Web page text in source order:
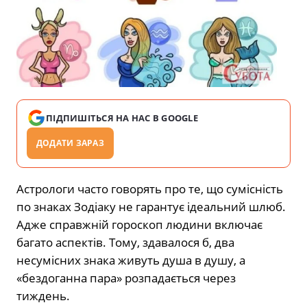
ПІДПИШІТЬСЯ НА НАС В GOOGLE
ДОДАТИ ЗАРАЗ
Астрологи часто говорять про те, що сумісність
по знаках Зодіаку не гарантує ідеальний шлюб.
Адже справжній гороскоп людини включає
багато аспектів. Тому, здавалося б, два
несумісних знака живуть душа в душу, а
«бездоганна пара» розпадається через
тиждень.